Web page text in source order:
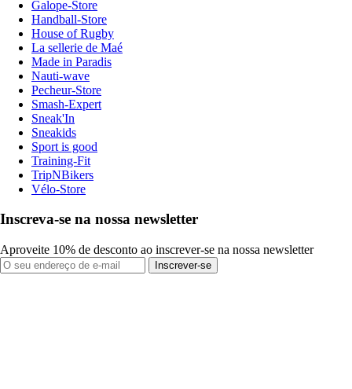
Galope-Store
Handball-Store
House of Rugby
La sellerie de Maé
Made in Paradis
Nauti-wave
Pecheur-Store
Smash-Expert
Sneak'In
Sneakids
Sport is good
Training-Fit
TripNBikers
Vélo-Store
Inscreva-se na nossa newsletter
Aproveite 10% de desconto ao inscrever-se na nossa newsletter
Inscrever-se